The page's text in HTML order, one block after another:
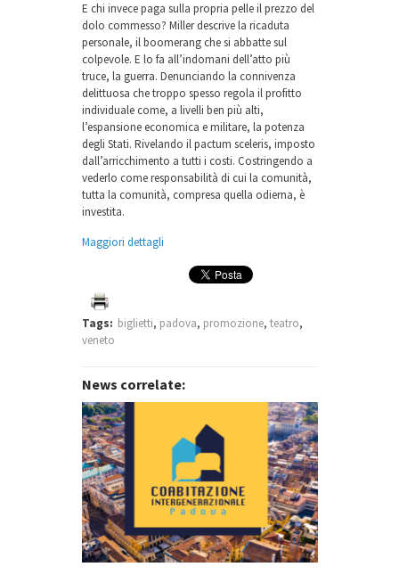
E chi invece paga sulla propria pelle il prezzo del
dolo commesso? Miller descrive la ricaduta
personale, il boomerang che si abbatte sul
colpevole. E lo fa all’indomani dell’atto più
truce, la guerra. Denunciando la connivenza
delittuosa che troppo spesso regola il profitto
individuale come, a livelli ben più alti,
l’espansione economica e militare, la potenza
degli Stati. Rivelando il pactum sceleris, imposto
dall’arricchimento a tutti i costi. Costringendo a
vederlo come responsabilità di cui la comunità,
tutta la comunità, compresa quella odierna, è
investita.
Maggiori dettagli
Tags: biglietti, padova, promozione, teatro,
veneto
News correlate: